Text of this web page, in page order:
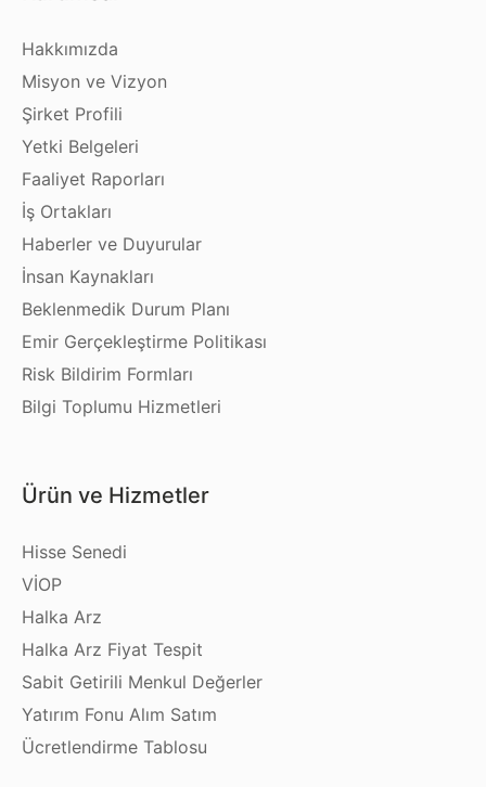
Hakkımızda
Misyon ve Vizyon
Şirket Profili
Yetki Belgeleri
Faaliyet Raporları
İş Ortakları
Haberler ve Duyurular
İnsan Kaynakları
Beklenmedik Durum Planı
Emir Gerçekleştirme Politikası
Risk Bildirim Formları
Bilgi Toplumu Hizmetleri
Ürün ve Hizmetler
Hisse Senedi
VİOP
Halka Arz
Halka Arz Fiyat Tespit
Sabit Getirili Menkul Değerler
Yatırım Fonu Alım Satım
Ücretlendirme Tablosu